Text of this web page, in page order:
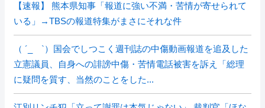
【速報】 熊本県知事「報道に強い不満・苦情が寄せられて
いる」→TBSの報道特集がまさにそれな件
（ ´_ゝ`）国会でしつこく週刊誌の中傷動画報道を追及した
立憲議員、自身への誹謗中傷・苦情電話被害を訴え「総理
に疑問を質す、当然のことをした...